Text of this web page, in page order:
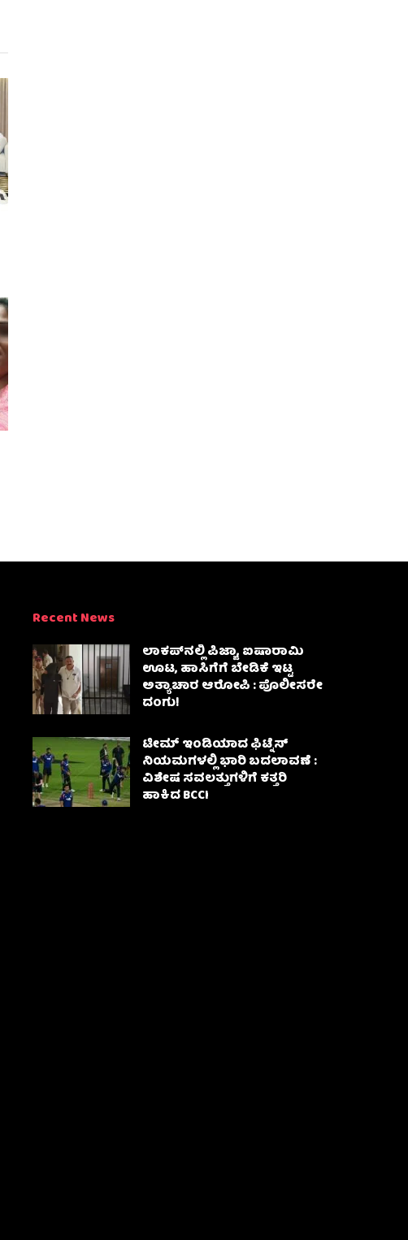
Recent News
ಲಾಕಪ್‌ನಲ್ಲಿ ಪಿಜ್ಜಾ, ಐಷಾರಾಮಿ
ಊಟ, ಹಾಸಿಗೆಗೆ ಬೇಡಿಕೆ ಇಟ್ಟ
ಅತ್ಯಾಚಾರ ಆರೋಪಿ : ಪೊಲೀಸರೇ
ದಂಗು!
ಟೀಮ್ ಇಂಡಿಯಾದ ಫಿಟ್ನೆಸ್
ನಿಯಮಗಳಲ್ಲಿ ಭಾರಿ ಬದಲಾವಣೆ :
ವಿಶೇಷ ಸವಲತ್ತುಗಳಿಗೆ ಕತ್ತರಿ
ಹಾಕಿದ BCCI